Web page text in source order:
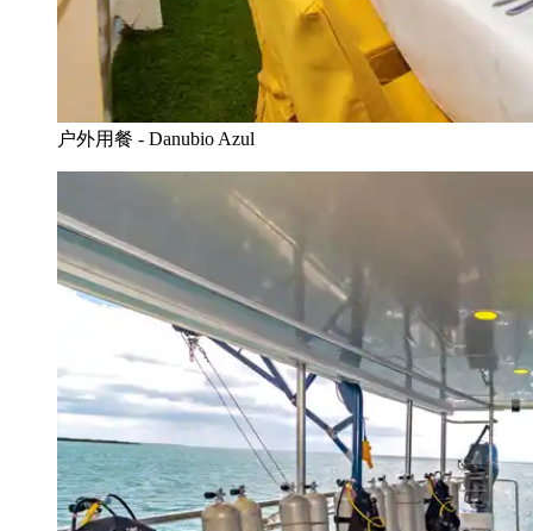
户外用餐 - Danubio Azul